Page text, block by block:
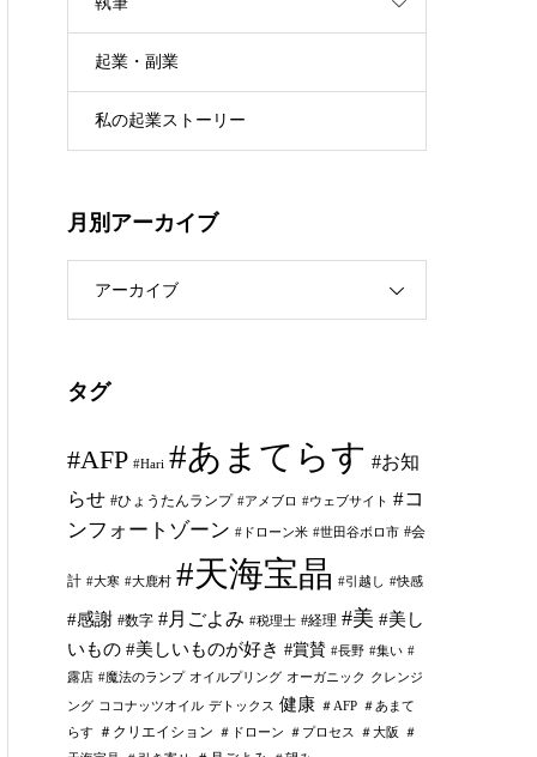
起業・副業
私の起業ストーリー
月別アーカイブ
アーカイブ
タグ
#AFP #Hari #あまてらす #お知
らせ #ひょうたんランプ #アメブロ #ウェブサイト #コ
ンフォートゾーン #ドローン米 #世田谷ボロ市 #会
計 #大寒 #大鹿村 #天海宝晶 #引越し #快感
#感謝 #数字 #月ごよみ #税理士 #経理 #美 #美し
いもの #美しいものが好き #賞賛 #長野 #集い #
露店 #魔法のランプ オイルプリング オーガニック クレンジ
ング ココナッツオイル デトックス 健康 ＃AFP ＃あまて
らす
＃クリエイション ＃ドローン ＃プロセス ＃大阪
＃